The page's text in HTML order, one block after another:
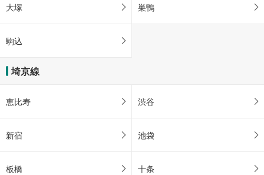
大塚 巣鴨
駒込
埼京線
恵比寿 渋谷
新宿 池袋
板橋 十条